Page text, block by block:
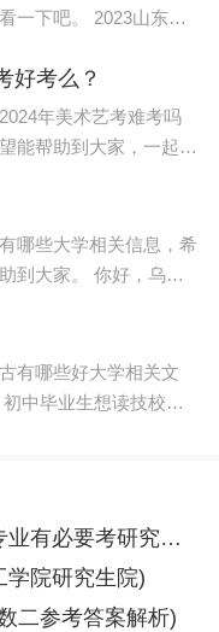
2023山东医
年高职(专科)单独考试
好考么？
年美术艺考难考吗
能帮助到大家，一起来
400分左右,文科、理科
哪些大学相关信息，希
你好，乌兰
、牧医等为一体的综合
有哪些好大学相关文
中毕业生想读技校有
院会计专业考研报哪些学校)
学院研究生院)
二参考答案解析)